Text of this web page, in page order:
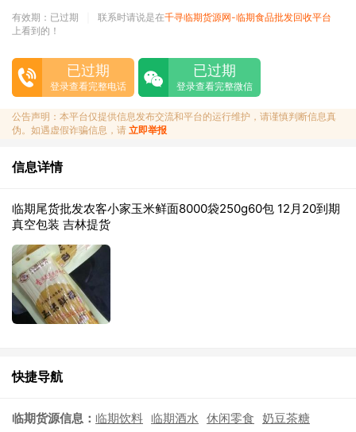
有效期：已过期 联系时请说是在千寻临期货源网-临期食品批发回收平台
上看到的！
已过期
登录查看完整电话
已过期
登录查看完整微信
公告声明：本平台仅提供信息发布交流和平台的运行维护，请谨慎判断信息真
伪。如遇虚假诈骗信息，请 立即举报
信息详情
临期尾货批发农客小家玉米鲜面8000袋250g60包 12月20到期
真空包装 吉林提货
快捷导航
临期货源信息： 临期饮料 临期酒水 休闲零食 奶豆茶糖